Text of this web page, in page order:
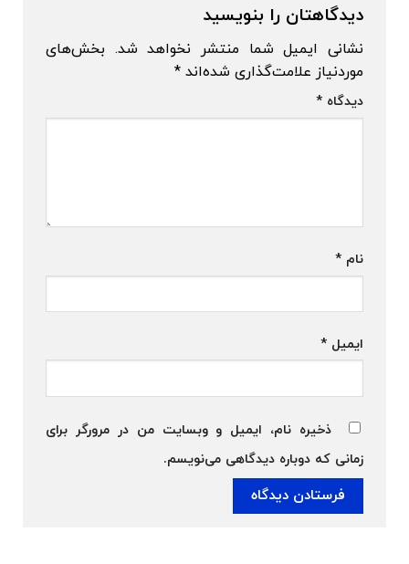
دیدگاهتان را بنویسید
نشانی ایمیل شما منتشر نخواهد شد. بخش‌های
موردنیاز علامت‌گذاری شده‌اند*
دیدگاه*
نام*
ایمیل*
ذخیره نام، ایمیل و وبسایت من در مرورگر برای
زمانی که دوباره دیدگاهی می‌نویسم.